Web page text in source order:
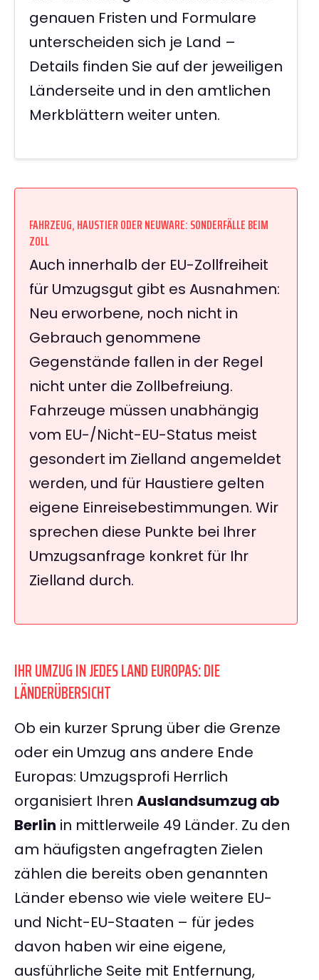
genauen Fristen und Formulare
unterscheiden sich je Land –
Details finden Sie auf der jeweiligen
Länderseite und in den amtlichen
Merkblättern weiter unten.
FAHRZEUG, HAUSTIER ODER NEUWARE: SONDERFÄLLE BEIM
ZOLL
Auch innerhalb der EU-Zollfreiheit
für Umzugsgut gibt es Ausnahmen:
Neu erworbene, noch nicht in
Gebrauch genommene
Gegenstände fallen in der Regel
nicht unter die Zollbefreiung.
Fahrzeuge müssen unabhängig
vom EU-/Nicht-EU-Status meist
gesondert im Zielland angemeldet
werden, und für Haustiere gelten
eigene Einreisebestimmungen. Wir
sprechen diese Punkte bei Ihrer
Umzugsanfrage konkret für Ihr
Zielland durch.
IHR UMZUG IN JEDES LAND EUROPAS: DIE
LÄNDERÜBERSICHT
Ob ein kurzer Sprung über die Grenze
oder ein Umzug ans andere Ende
Europas: Umzugsprofi Herrlich
organisiert Ihren Auslandsumzug ab
Berlin in mittlerweile 49 Länder. Zu den
am häufigsten angefragten Zielen
zählen die bereits oben genannten
Länder ebenso wie viele weitere EU-
und Nicht-EU-Staaten – für jedes
davon haben wir eine eigene,
ausführliche Seite mit Entfernung,